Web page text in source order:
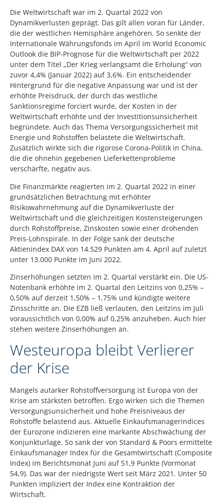
Die Weltwirtschaft war im 2. Quartal 2022 von
Dynamikverlusten geprägt. Das gilt allen voran für Länder,
die der westlichen Hemisphäre angehören. So senkte der
Internationale Währungsfonds im April im World Economic
Outlook die BIP-Prognose für die Weltwirtschaft per 2022
unter dem Titel „Der Krieg verlangsamt die Erholung“ von
zuvor 4,4% (Januar 2022) auf 3,6%. Ein entscheidender
Hintergrund für die negative Anpassung war und ist der
erhöhte Preisdruck, der durch das westliche
Sanktionsregime forciert wurde, der Kosten in der
Weltwirtschaft erhöhte und der Investitionsunsicherheit
begründete. Auch das Thema Versorgungssicherheit mit
Energie und Rohstoffen belastete die Weltwirtschaft.
Zusätzlich wirkte sich die rigorose Corona-Politik in China,
die die ohnehin gegebenen Lieferkettenprobleme
verschärfte, negativ aus.
Die Finanzmärkte reagierten im 2. Quartal 2022 in einer
grundsätzlichen Betrachtung mit erhöhter
Risikowahrnehmung auf die Dynamikverluste der
Weltwirtschaft und die gleichzeitigen Kostensteigerungen
durch Rohstoffpreise, Zinskosten sowie einer drohenden
Preis-Lohnspirale. In der Folge sank der deutsche
Aktienindex DAX von 14.529 Punkten am 4. April auf zuletzt
unter 13.000 Punkte im Juni 2022.
Zinserhöhungen setzten im 2. Quartal verstärkt ein. Die US-
Notenbank erhöhte im 2. Quartal den Leitzins von 0,25% –
0,50% auf derzeit 1,50% – 1,75% und kündigte weitere
Zinsschritte an. Die EZB ließ verlauten, den Leitzins im Juli
voraussichtlich von 0,00% auf 0,25% anzuheben. Auch hier
stehen weitere Zinserhöhungen an.
Westeuropa bleibt Verlierer
der Krise
Mangels autarker Rohstoffversorgung ist Europa von der
Krise am stärksten betroffen. Ergo wirken sich die Themen
Versorgungsunsicherheit und hohe Preisniveaus der
Rohstoffe belastend aus. Aktuelle Einkaufsmanagerindices
der Eurozone indizieren eine markante Abschwächung der
Konjunkturlage. So sank der von Standard & Poors ermittelte
Einkaufsmanager Index für die Gesamtwirtschaft (Composite
Index) im Berichtsmonat Juni auf 51,9 Punkte (Vormonat
54,9). Das war der niedrigste Wert seit März 2021. Unter 50
Punkten impliziert der Index eine Kontraktion der
Wirtschaft.